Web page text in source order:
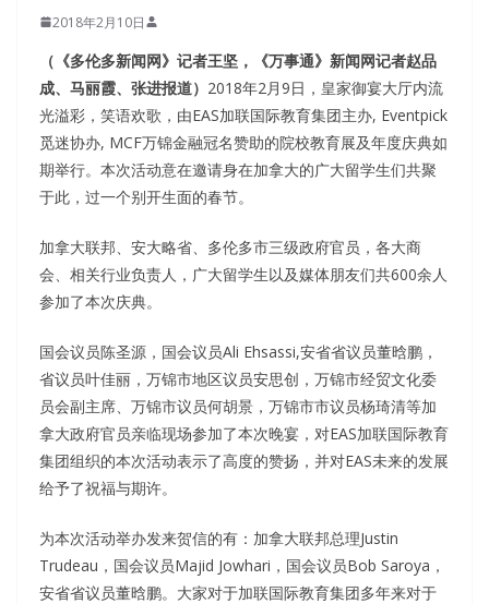
2018年2月10日
（《多伦多新闻网》记者王坚，《万事通》新闻网记者赵品
成、马丽霞、张进报道） 2018年2月9日，皇家御宴大厅内流
光溢彩，笑语欢歌，由EAS加联国际教育集团主办, Eventpick
觅迷协办, MCF万锦金融冠名赞助的院校教育展及年度庆典如
期举行。本次活动意在邀请身在加拿大的广大留学生们共聚
于此，过一个别开生面的春节。
加拿大联邦、安大略省、多伦多市三级政府官员，各大商
会、相关行业负责人，广大留学生以及媒体朋友们共600余人
参加了本次庆典。
国会议员陈圣源，国会议员Ali Ehsassi,安省省议员董晗鹏，
省议员叶佳丽，万锦市地区议员安思创，万锦市经贸文化委
员会副主席、万锦市议员何胡景，万锦市市议员杨琦清等加
拿大政府官员亲临现场参加了本次晚宴，对EAS加联国际教育
集团组织的本次活动表示了高度的赞扬，并对EAS未来的发展
给予了祝福与期许。
为本次活动举办发来贺信的有：加拿大联邦总理Justin
Trudeau，国会议员Majid Jowhari，国会议员Bob Saroya，
安省省议员董晗鹏。大家对于加联国际教育集团多年来对于